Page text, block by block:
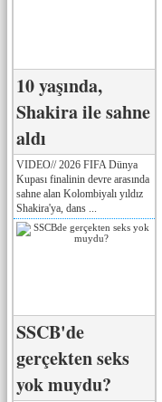
10 yaşında,
Shakira ile sahne
aldı
VIDEO// 2026 FIFA Dünya
Kupası finalinin devre arasında
sahne alan Kolombiyalı yıldız
Shakira'ya, dans ...
SSCB'de
gerçekten seks
yok muydu?